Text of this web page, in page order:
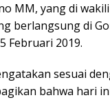
MM, yang di
berlangsung di
Februari 2019.
sesuai
bahwa hari